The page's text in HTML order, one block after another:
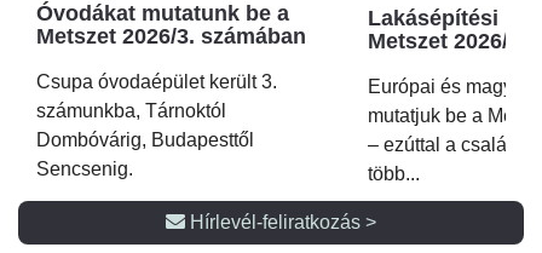
Óvodákat mutatunk be a
Metszet 2026/3. számában
Csupa óvodaépület került 3.
számunkba, Tárnoktól
Dombóvárig, Budapesttől
Sencsenig.
Lakásépítési
Metszet 2026/2.
Európai és magyar
mutatjuk be a
– ezúttal a családi
több...
Hírlevél-feliratkozás >